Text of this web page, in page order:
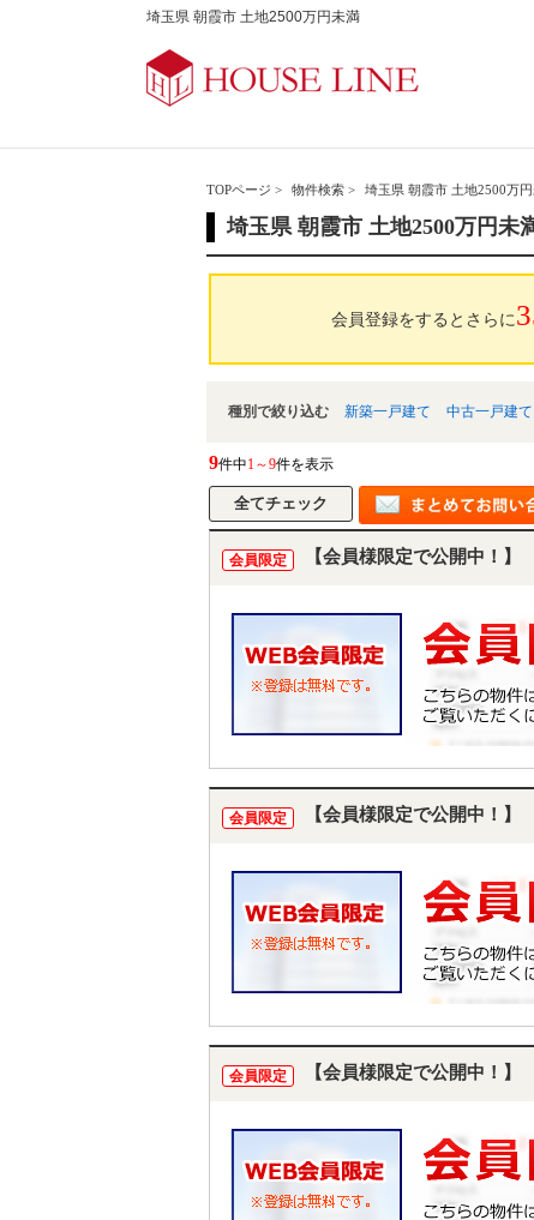
埼玉県 朝霞市 土地2500万円未満
TOPページ > 物件検索 > 埼玉県 朝霞市 土地2500万
埼玉県 朝霞市 土地2500万円未
会員登録をするとさらに
種別で絞り込む 新築一戸建て 中古一戸建て
9件中1～9件を表示
会員限定 【会員様限定で公開中！】
会員限定 【会員様限定で公開中！】
会員限定 【会員様限定で公開中！】